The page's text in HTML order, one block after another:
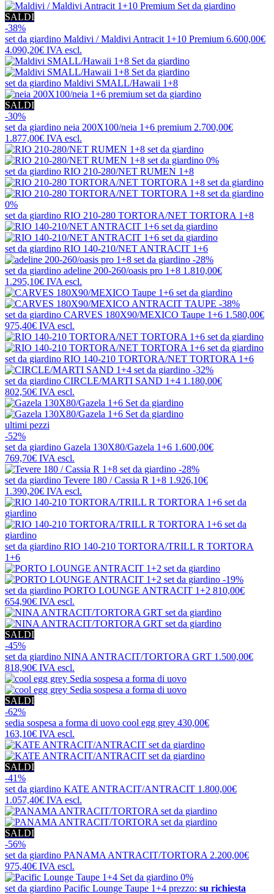
SALDI
-38%
set da giardino Maldivi / Maldivi Antracit 1+10 Premium 6.600,00€
4.090,20€ IVA escl.
set da giardino Maldivi SMALL/Hawaii 1+8
SALDI
-30%
set da giardino neia 200X100/neia 1+6 premium 2.700,00€
1.877,00€ IVA escl.
0%
set da giardino RIO 210-280/NET RUMEN 1+8
0%
set da giardino RIO 210-280 TORTORA/NET TORTORA 1+8
set da giardino RIO 140-210/NET ANTRACIT 1+6
-28%
set da giardino adeline 200-260/oasis pro 1+8 1.810,00€
1.295,10€ IVA escl.
-38%
set da giardino CARVES 180X90/MEXICO Taupe 1+6 1.580,00€
975,40€ IVA escl.
set da giardino RIO 140-210 TORTORA/NET TORTORA 1+6
-32%
set da giardino CIRCLE/MARTI SAND 1+4 1.180,00€
802,50€ IVA escl.
ultimi pezzi
-52%
set da giardino Gazela 130X80/Gazela 1+6 1.600,00€
769,70€ IVA escl.
-28%
set da giardino Tevere 180 / Cassia R 1+8 1.926,10€
1.390,20€ IVA escl.
set da giardino RIO 140-210 TORTORA/TRILL R TORTORA
1+6
-19%
set da giardino PORTO LOUNGE ANTRACIT 1+2 810,00€
654,90€ IVA escl.
SALDI
-45%
set da giardino NINA ANTRACIT/TORTORA GRT 1.500,00€
818,90€ IVA escl.
SALDI
-62%
sedia sospesa a forma di uovo cool egg grey 430,00€
163,10€ IVA escl.
SALDI
-41%
set da giardino KATE ANTRACIT/ANTRACIT 1.800,00€
1.057,40€ IVA escl.
SALDI
-56%
set da giardino PANAMA ANTRACIT/TORTORA 2.200,00€
975,40€ IVA escl.
0%
set da giardino Pacific Lounge Taupe 1+4 prezzo: su richiesta